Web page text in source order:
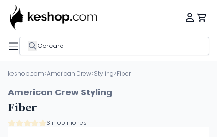
Cercare
keshop.com>American Crew>Styling>Fiber
American Crew Styling
Fiber
Sin opiniones